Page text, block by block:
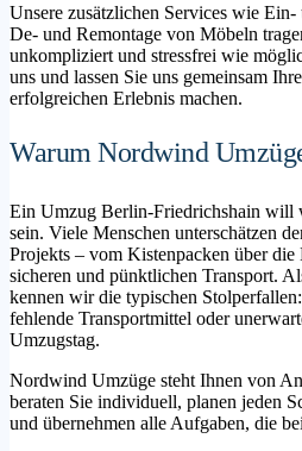
Unsere zusätzlichen Services wie
De- und Remontage von Möbeln
unkompliziert und stressfrei wie
uns und lassen Sie uns gemeinsam
erfolgreichen Erlebnis machen.
Warum Nordwind
Ein Umzug Berlin-Friedrichshain will
sein. Viele Menschen unterschätzen
Projekts – vom Kistenpacken über
sicheren und pünktlichen Transport.
kennen wir die typischen
fehlende Transportmittel oder
Umzugstag.
Nordwind Umzüge steht Ihnen von
beraten Sie individuell, planen jeden
und übernehmen alle Aufgaben, die